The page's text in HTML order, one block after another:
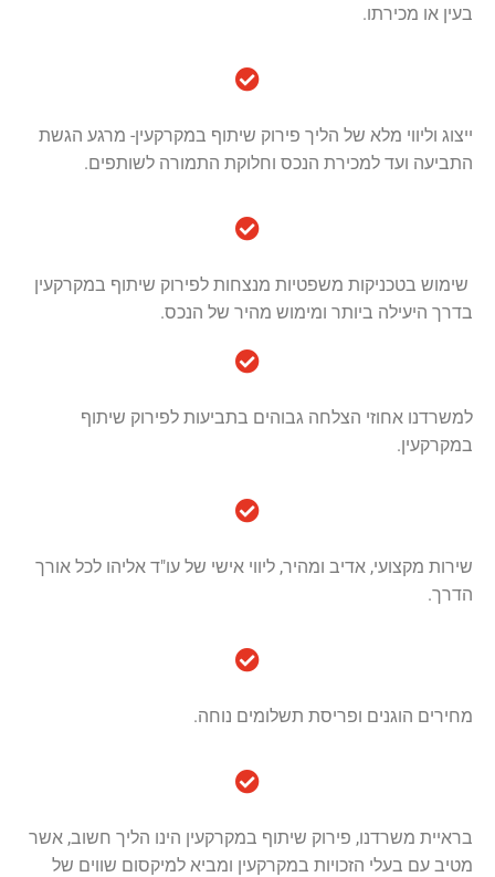
בעין או מכירתו.
ייצוג וליווי מלא של הליך פירוק שיתוף במקרקעין- מרגע הגשת
התביעה ועד למכירת הנכס וחלוקת התמורה לשותפים.
שימוש בטכניקות משפטיות מנצחות לפירוק שיתוף במקרקעין
בדרך היעילה ביותר ומימוש מהיר של הנכס.
למשרדנו אחוזי הצלחה גבוהים בתביעות לפירוק שיתוף
במקרקעין.
שירות מקצועי, אדיב ומהיר, ליווי אישי של עו"ד אליהו לכל אורך
הדרך.
מחירים הוגנים ופריסת תשלומים נוחה.
בראיית משרדנו, פירוק שיתוף במקרקעין הינו הליך חשוב, אשר
מטיב עם בעלי הזכויות במקרקעין ומביא למיקסום שווים של